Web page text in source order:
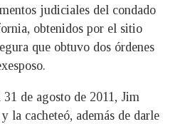
judiciales del condado
obtenidos por el sitio
que obtuvo dos órdenes
de agosto de 2011, Jim
la cacheteó, además de darle